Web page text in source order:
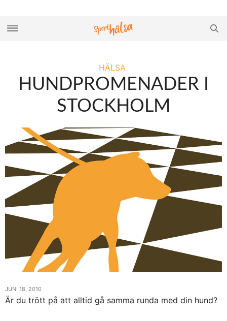
HÄLSA
HUNDPROMENADER I
STOCKHOLM
JUNI 18, 2010
Är du trött på att alltid gå samma runda med din hund?